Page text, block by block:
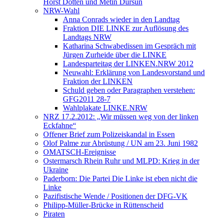
Horst Dotten und Metin Dursun
NRW-Wahl
Anna Conrads wieder in den Landtag
Fraktion DIE LINKE zur Auflösung des
Landtags NRW
Katharina Schwabedissen im Gespräch mit
Jürgen Zurheide über die LINKE
Landesparteitag der LINKEN.NRW 2012
Neuwahl: Erklärung von Landesvorstand und
Fraktion der LINKEN
Schuld geben oder Paragraphen verstehen:
GFG2011 28-7
Wahlplakate LINKE.NRW
NRZ 17.2.2012: „Wir müssen weg von der linken
Eckfahne“
Offener Brief zum Polizeiskandal in Essen
Olof Palme zur Abrüstung / UN am 23. Juni 1982
OMATSCH-Ereignisse
Ostermarsch Rhein Ruhr und MLPD: Krieg in der
Ukraine
Paderborn: Die Partei Die Linke ist eben nicht die
Linke
Pazifistische Wende / Positionen der DFG-VK
Philipp-Müller-Brücke in Rüttenscheid
Piraten